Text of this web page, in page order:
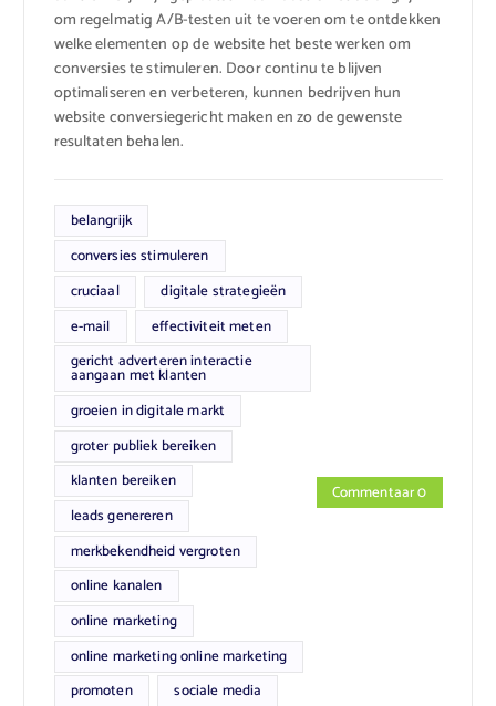
om regelmatig A/B-testen uit te voeren om te ontdekken
welke elementen op de website het beste werken om
conversies te stimuleren. Door continu te blijven
optimaliseren en verbeteren, kunnen bedrijven hun
website conversiegericht maken en zo de gewenste
resultaten behalen.
belangrijk
conversies stimuleren
cruciaal
digitale strategieën
e-mail
effectiviteit meten
gericht adverteren interactie
aangaan met klanten
groeien in digitale markt
groter publiek bereiken
klanten bereiken
leads genereren
merkbekendheid vergroten
online kanalen
online marketing
online marketing online marketing
promoten
sociale media
Commentaar 0